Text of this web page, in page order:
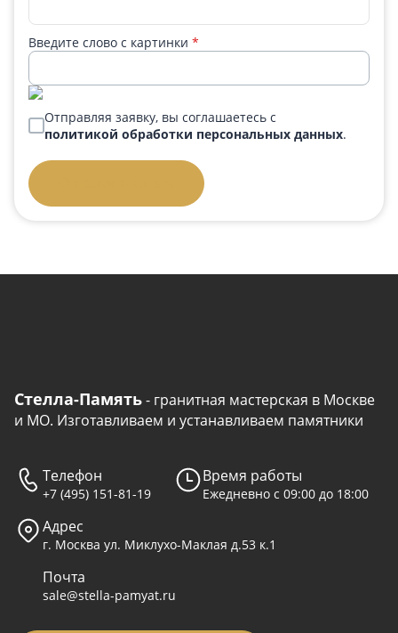
Введите слово с картинки *
Отправляя заявку, вы соглашаетесь с
политикой обработки персональных данных.
Стелла-Память- гранитная мастерская в Москве
и МО. Изготавливаем и устанавливаем памятники
Телефон
+7 (495) 151-81-19
Время работы
Ежедневно с 09:00 до 18:00
Адрес
г. Москва ул. Миклухо-Маклая д.53 к.1
Почта
sale@stella-pamyat.ru